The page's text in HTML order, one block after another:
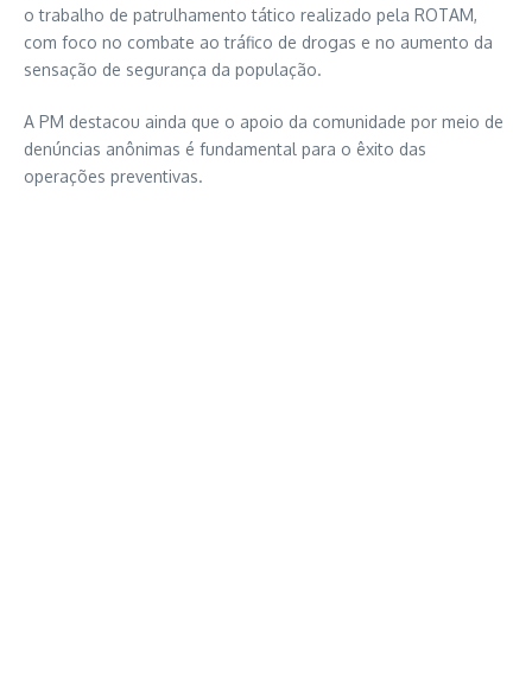
o trabalho de patrulhamento tático realizado pela ROTAM,
com foco no combate ao tráfico de drogas e no aumento da
sensação de segurança da população.
A PM destacou ainda que o apoio da comunidade por meio de
denúncias anônimas é fundamental para o êxito das
operações preventivas.